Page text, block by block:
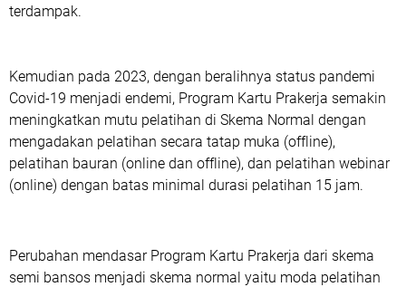
terdampak.
Kemudian pada 2023, dengan beralihnya status pandemi
Covid-19 menjadi endemi, Program Kartu Prakerja semakin
meningkatkan mutu pelatihan di Skema Normal dengan
mengadakan pelatihan secara tatap muka (offline),
pelatihan bauran (online dan offline), dan pelatihan webinar
(online) dengan batas minimal durasi pelatihan 15 jam.
Perubahan mendasar Program Kartu Prakerja dari skema
semi bansos menjadi skema normal yaitu moda pelatihan